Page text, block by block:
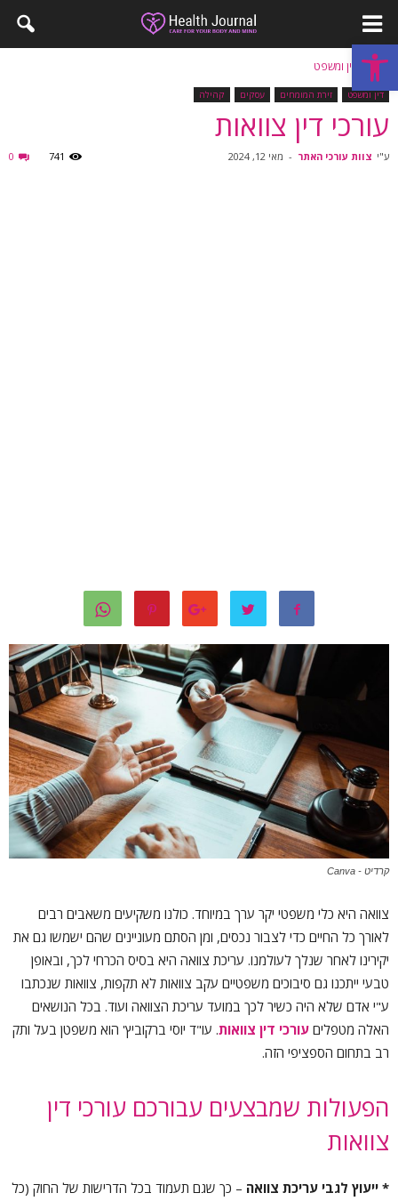
פתח סרגל נגישות
בית דין ומשפט
דין ומשפט זירת המומחים עסקים קהילה
עורכי דין צוואות
ע"י צוות עורכי האתר - מאי 12, 2024 0 741
קרדיט - Canva
צוואה היא כלי משפטי יקר ערך במיוחד. כולנו משקיעים משאבים רבים
לאורך כל החיים כדי לצבור נכסים, ומן הסתם מעוניינים שהם ישמשו גם את
יקירינו לאחר שנלך לעולמנו. עריכת צוואה היא בסיס הכרחי לכך, ובאופן
טבעי ייתכנו גם סיבוכים משפטיים עקב צוואות לא תקפות, צוואות שנכתבו
ע"י אדם שלא היה כשיר לכך במועד עריכת הצוואה ועוד. בכל הנושאים
האלה מטפלים עורכי דין צוואות. עו"ד יוסי ברקוביץ' הוא משפטן בעל ותק
רב בתחום הספציפי הזה.
הפעולות שמבצעים עבורכם עורכי דין
צוואות
* ייעוץ לגבי עריכת צוואה – כך שגם תעמוד בכל הדרישות של החוק (כל